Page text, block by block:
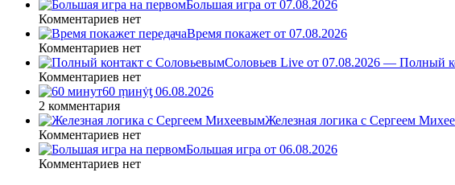
Большая игра от 07.08.2026
Комментариев нет
Время покажет от 07.08.2026
Комментариев нет
Соловьев Live от 07.08.2026 — Полный
Комментариев нет
60 ṃинẏƫ 06.08.2026
2 комментария
Железная логика с Сергеем
Комментариев нет
Большая игра от 06.08.2026
Комментариев нет